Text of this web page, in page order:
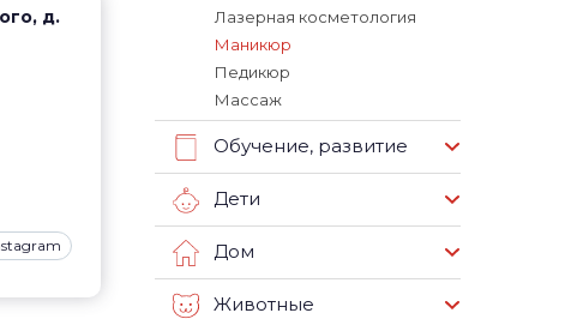
д.
Лазерная косметология
Маникюр
Педикюр
Массаж
Обучение, развитие
Дети
Дом
Животные